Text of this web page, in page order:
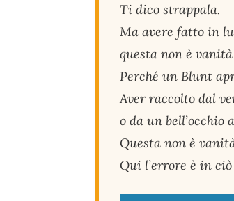
Ti dico strappala.
Ma avere fatto in
questa non è
Perché un Blunt
Aver raccolto dal
o da un
Questa non è
Qui l’errore è in